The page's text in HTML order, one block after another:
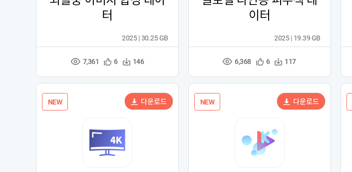
터
조
수
7,361
관
등
록
6
다
수
146
2025 | 30.25 GB
이터
조
수
6,368
관
등
록
6
다
수
117
2025 | 19.39 GB
NEW 다운로드 NEW 다운로드